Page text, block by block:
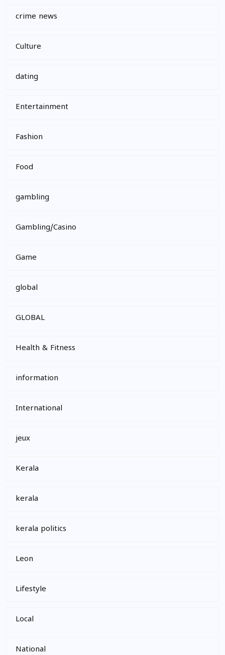
crime news
Culture
dating
Entertainment
Fashion
Food
gambling
Gambling/Casino
Game
global
GLOBAL
Health & Fitness
information
International
jeux
Kerala
kerala
kerala politics
Leon
Lifestyle
Local
National